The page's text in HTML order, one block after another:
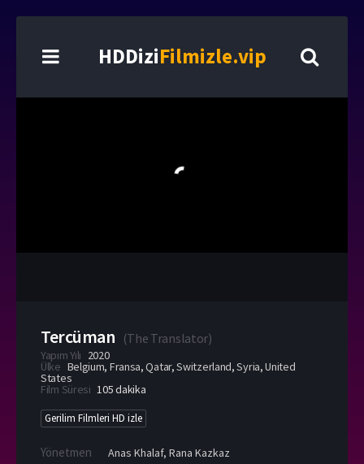
HDDiziFilmizle.vip
Tercüman (The Translator)
Yapım Yılı 2020
Ülke Belgium, Fransa,Qatar,Switzerland,Syria,United
States
Film Süresi 105 dakika
Gerilim Filmleri HD izle
Yönetmen Anas Khalaf, Rana Kazkaz